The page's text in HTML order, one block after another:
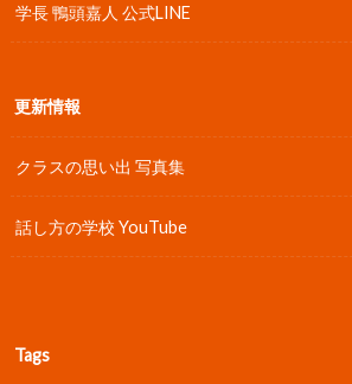
学長 鴨頭嘉人 公式LINE
更新情報
クラスの思い出 写真集
話し方の学校 YouTube
Tags